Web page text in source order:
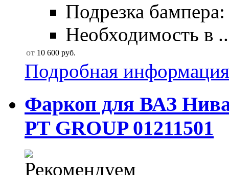
Подрезка
Необходимость в
от 10 600 руб.
Подробная информация
Фаркоп для ВАЗ Нива
PT GROUP 01211501